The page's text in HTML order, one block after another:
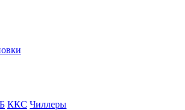
ККС Чиллеры